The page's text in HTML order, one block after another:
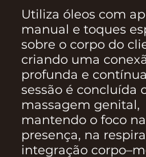
Utiliza óleos com
manual e toques
sobre o corpo do
criando uma
profunda e
sessão é concluída
massagem genital,
mantendo o foco na
presença, na
integração